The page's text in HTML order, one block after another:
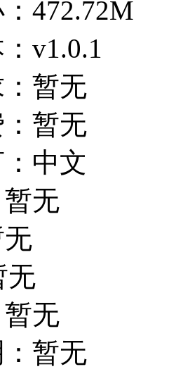
472.72M
v1.0.1
暂无
暂无
中文
暂无
无
暂无
暂无